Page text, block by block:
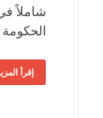
شاملاً
إقرأ